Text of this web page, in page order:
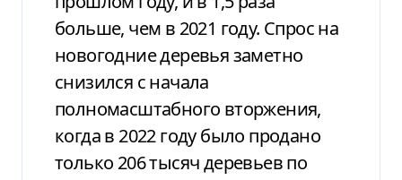
больше, чем в 2021 году. Спрос на
новогодние деревья заметно
снизился с начала
полномасштабного вторжения,
когда в 2022 году было продано
только 206 тысяч деревьев по